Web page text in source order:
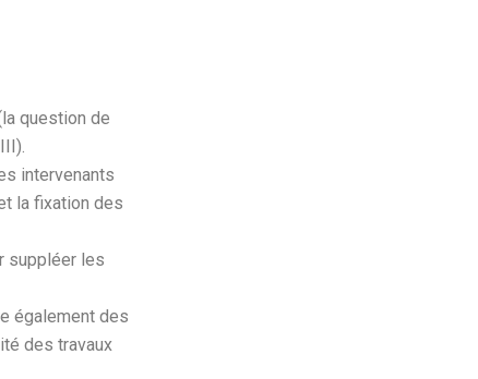
question de
intervenants
la fixation des
suppléer les
également des
des travaux